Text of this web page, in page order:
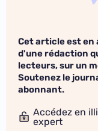
Cet article est en
d'une rédaction
lecteurs, sur un
Soutenez le
abonnant.
Accédez en
expert